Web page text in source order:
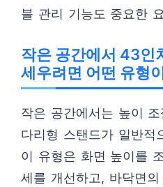
블 관리 기능도 중요한
작은 공간에서 43인
세우려면 어떤 유형
작은 공간에서는 높이
다리형 스탠드가 일반적
이 유형은 화면 높이를
세를 개선하고, 바닥면